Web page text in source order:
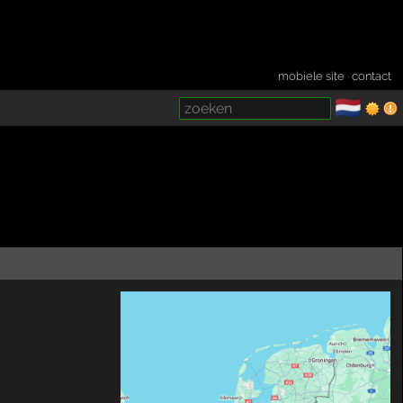
mobiele site ·contact
🇳🇱